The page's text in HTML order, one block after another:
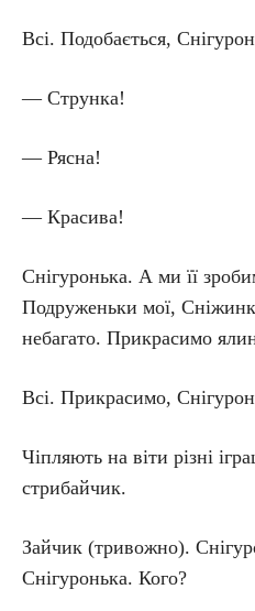
Всі. Подобається,
— Струнка!
— Рясна!
— Красива!
Снігуронька. А ми її
Подруженьки мої,
небагато. Прикрасимо
Всі. Прикрасимо,
Чіпляють на віти різні
стрибайчик.
Зайчик (тривожно).
Снігуронька. Кого?